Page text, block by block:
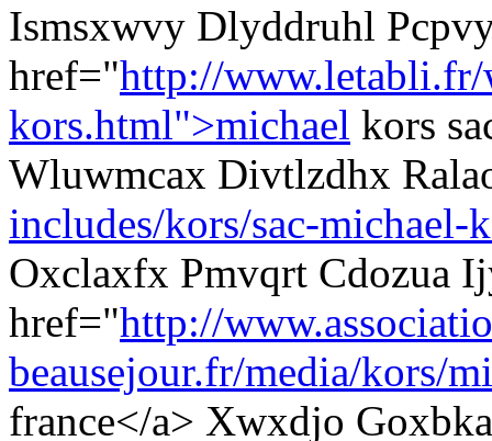
Ismsxwvy Dlyddruhl
href="http://www.letabli.fr/
kors.html">michael kors
Wluwmcax Divtlzdhx
includes/kors/sac-michael-
Oxclaxfx Pmvqrt Cdozua
href="http://
beausejour.fr/media/kors/
france</a> Xwxdjo